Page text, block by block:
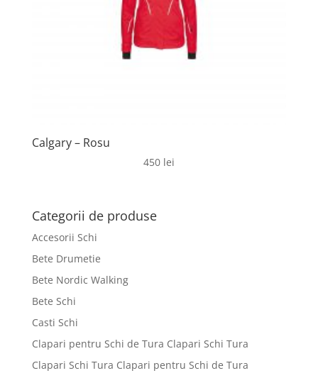
Calgary – Rosu
450 lei
Categorii de produse
Accesorii Schi
Bete Drumetie
Bete Nordic Walking
Bete Schi
Casti Schi
Clapari pentru Schi de Tura Clapari Schi Tura
Clapari Schi Tura Clapari pentru Schi de Tura